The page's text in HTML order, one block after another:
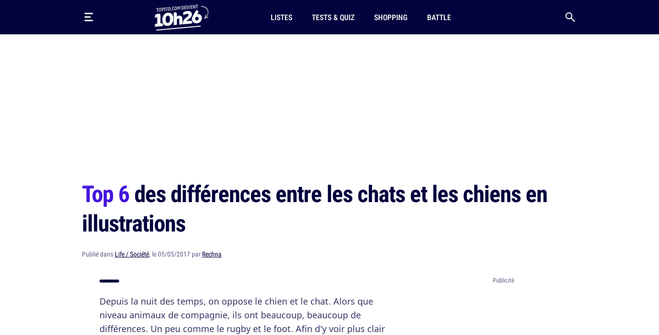
LISTES TESTS & QUIZ SHOPPING BATTLE
Top 6des différences entre les chats et les chiens en
illustrations
Publié dans Life / Société, le 05/05/2017 par Rechna
Depuis la nuit des temps, on oppose le chien et le chat. Alors que
niveau animaux de compagnie, ils ont beaucoup, beaucoup de
différences. Un peu comme le rugby et le foot. Afin d'y voir plus clair